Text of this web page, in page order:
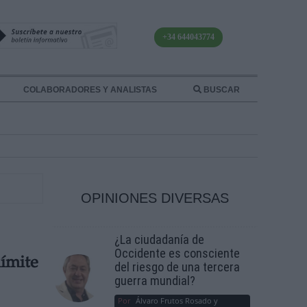
+34 644043774
COLABORADORES Y ANALISTAS BUSCAR
OPINIONES DIVERSAS
¿La ciudadanía de
Occidente es consciente
del riesgo de una tercera
guerra mundial?
Por Álvaro Frutos Rosado y